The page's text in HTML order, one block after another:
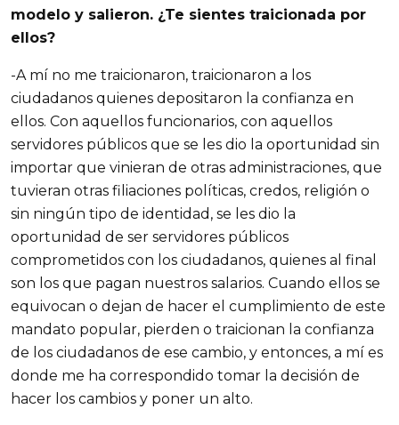
modelo y salieron. ¿Te sientes traicionada por
ellos?
-A mí no me traicionaron, traicionaron a los
ciudadanos quienes depositaron la confianza en
ellos. Con aquellos funcionarios, con aquellos
servidores públicos que se les dio la oportunidad sin
importar que vinieran de otras administraciones, que
tuvieran otras filiaciones políticas, credos, religión o
sin ningún tipo de identidad, se les dio la
oportunidad de ser servidores públicos
comprometidos con los ciudadanos, quienes al final
son los que pagan nuestros salarios. Cuando ellos se
equivocan o dejan de hacer el cumplimiento de este
mandato popular, pierden o traicionan la confianza
de los ciudadanos de ese cambio, y entonces, a mí es
donde me ha correspondido tomar la decisión de
hacer los cambios y poner un alto.